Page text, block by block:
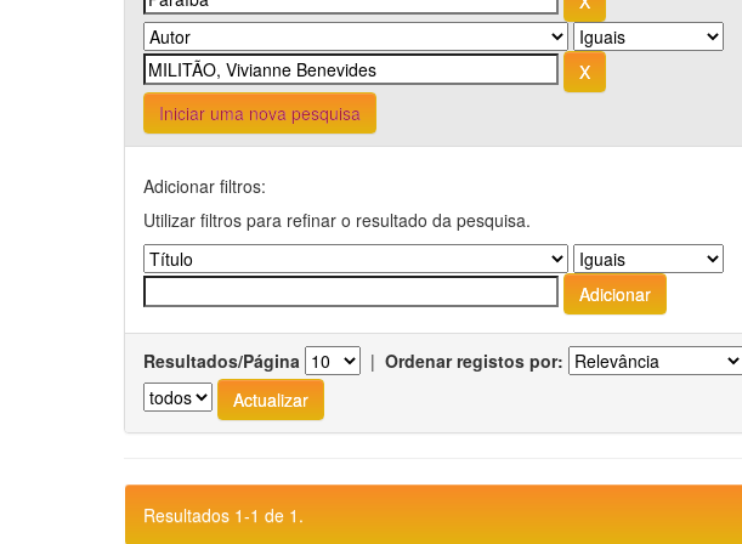
Iniciar uma nova pesquisa
Adicionar filtros:
Utilizar filtros para refinar o resultado da pesquisa.
Resultados/Página | Ordenar registos por:
Resultados 1-1 de 1.